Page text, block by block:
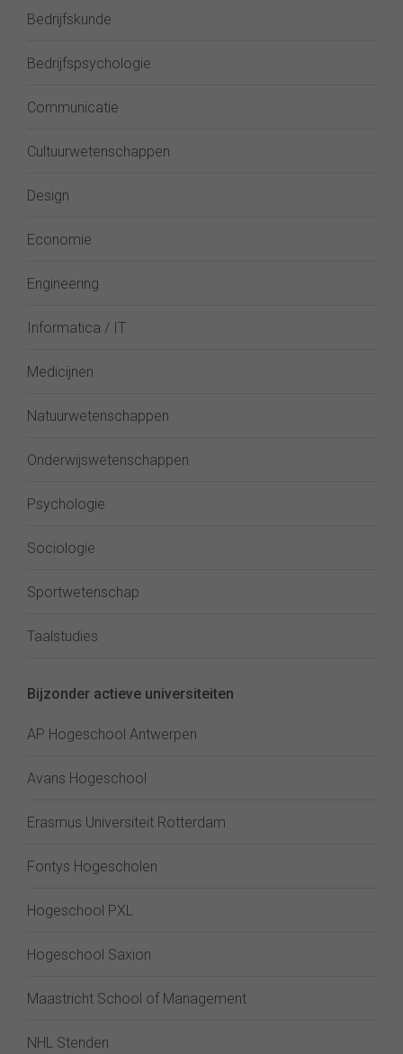
Bedrijfskunde
Bedrijfspsychologie
Communicatie
Cultuurwetenschappen
Design
Economie
Engineering
Informatica / IT
Medicijnen
Natuurwetenschappen
Onderwijswetenschappen
Psychologie
Sociologie
Sportwetenschap
Taalstudies
Bijzonder actieve universiteiten
AP Hogeschool Antwerpen
Avans Hogeschool
Erasmus Universiteit Rotterdam
Fontys Hogescholen
Hogeschool PXL
Hogeschool Saxion
Maastricht School of Management
NHL Stenden